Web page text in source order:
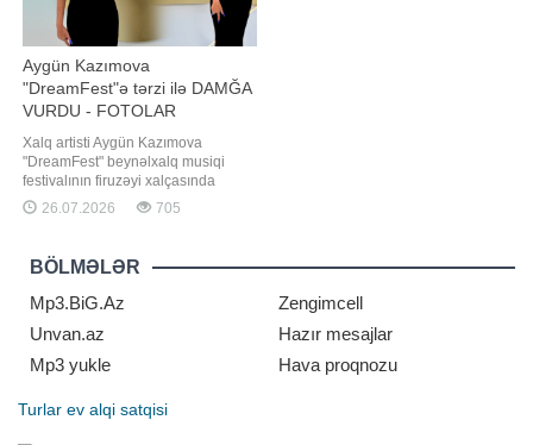
Aygün Kazımova
"DreamFest"ə tərzi ilə DAMĞA
VURDU - FOTOLAR
Xalq artisti Aygün Kazımova
"DreamFest" beynəlxalq musiqi
festivalının firuzəyi xalçasında
görüntülənib. Axşam.az xəbər verir
ki, ölkənin əsas ulduzu tədbirə
kraliça zövqlü geyimi və fərqli saç
düzümü ilə diqqət mərkəzində olub,
qonaqların və fotoqrafları
26.07.2026 705
BÖLMƏLƏR
Mp3.BiG.Az
Zengimcell
Unvan.az
Hazır mesajlar
Mp3 yukle
Hava proqnozu
Turlar ev alqi satqisi